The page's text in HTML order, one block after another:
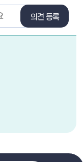
의견 등록